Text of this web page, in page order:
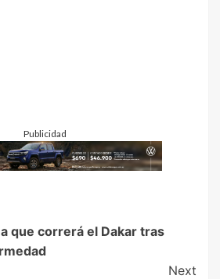
Publicidad
que correrá el Dakar tras
Next